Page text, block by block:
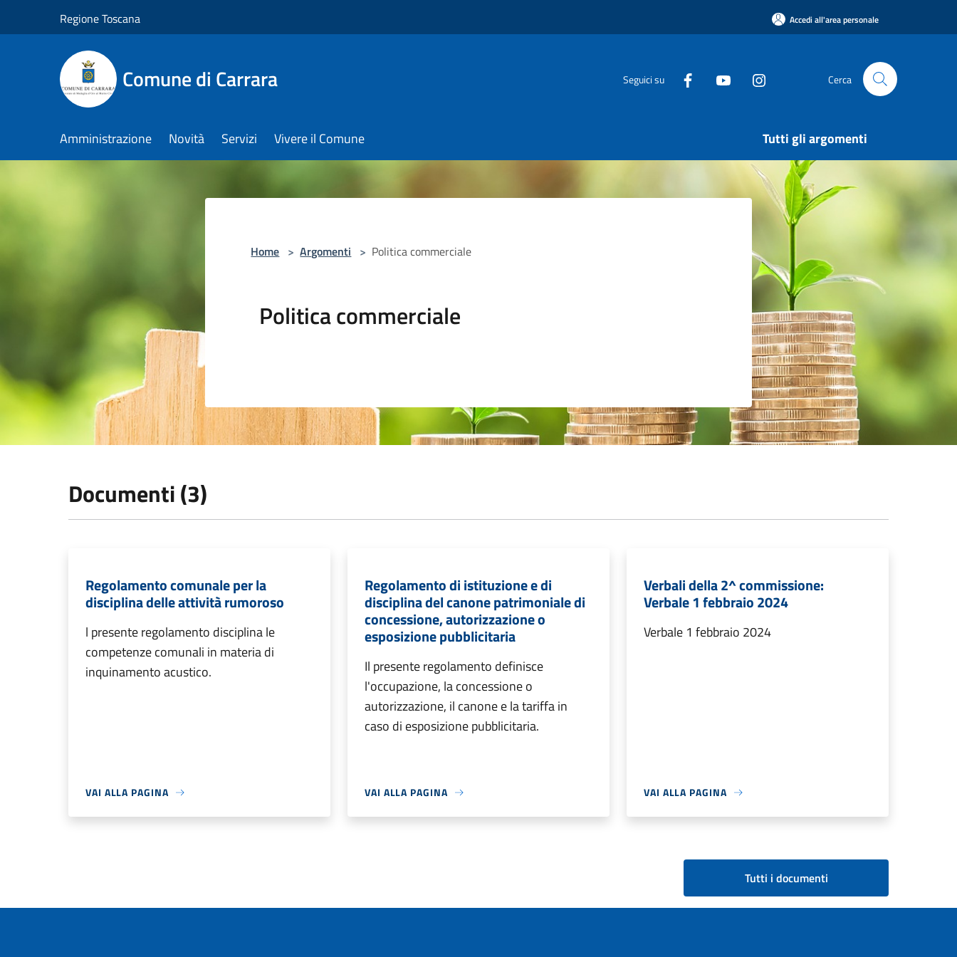
Regione Toscana Accedi all'area personale
Comune di Carrara Seguici su Cerca
Amministrazione Novità Servizi Vivere il Comune Tutti gli argomenti
Home > Argomenti > Politica commerciale
Politica commerciale
Documenti (3)
Regolamento comunale per la
disciplina delle attività rumoroso
l presente regolamento disciplina le
competenze comunali in materia di
inquinamento acustico.
VAI ALLA PAGINA
Regolamento di istituzione e di
disciplina del canone patrimoniale di
concessione, autorizzazione o
esposizione pubblicitaria
Il presente regolamento definisce
l'occupazione, la concessione o
autorizzazione, il canone e la tariffa in
caso di esposizione pubblicitaria.
VAI ALLA PAGINA
Verbali della 2^ commissione:
Verbale 1 febbraio 2024
Verbale 1 febbraio 2024
VAI ALLA PAGINA
Tutti i documenti